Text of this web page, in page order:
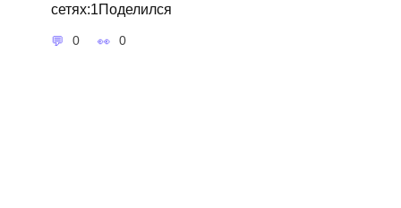
сетях:1Поделился
0 0